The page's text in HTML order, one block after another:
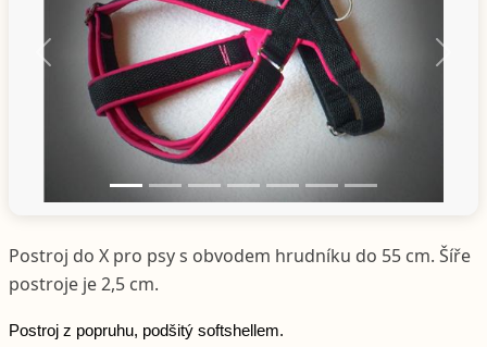
Předchozí Další
Postroj do X pro psy s obvodem hrudníku do 55 cm. Šíře
postroje je 2,5 cm.
Postroj z popruhu, podšitý softshellem.